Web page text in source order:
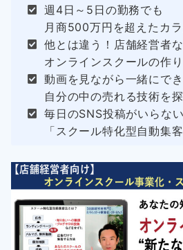
週4日～5日の勤務でも
月商500万円を超えたカラ
他とは違う！店舗経営者
オンラインスクールの作
動画を見ながら一緒にでき
自分の中の売れる技術を
毎日のSNS投稿がいらない
「スクール特化型自動集